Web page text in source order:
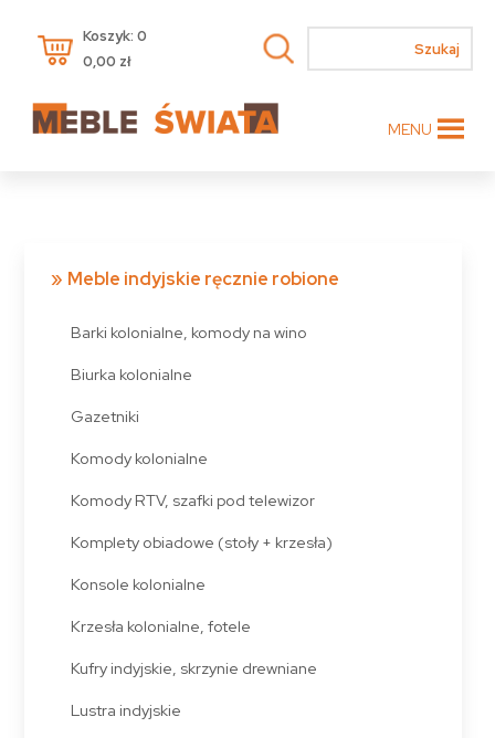
Koszyk: 0
0,00 zł
MENU
Meble indyjskie ręcznie robione
Barki kolonialne, komody na wino
Biurka kolonialne
Gazetniki
Komody kolonialne
Komody RTV, szafki pod telewizor
Komplety obiadowe (stoły + krzesła)
Konsole kolonialne
Krzesła kolonialne, fotele
Kufry indyjskie, skrzynie drewniane
Lustra indyjskie